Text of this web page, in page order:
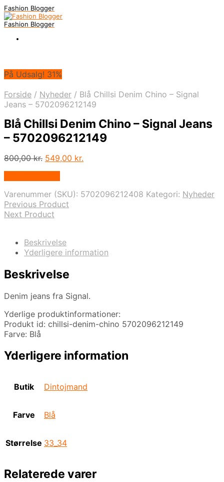
Fashion Blogger
Fashion Blogger
På Udsalg! 31%
Forside / Nyheder / Blå Chillsi Denim Chino – Signal
Jeans – 5702096212149
Blå Chillsi Denim Chino – Signal Jeans
– 5702096212149
800,00kr. Den
800,00 kr..
549,00 kr.
549,00 kr..
Varenummer (SKU): 5702096212408 Kategori: Nyheder
Previous Product
Next Product
Beskrivelse
Yderligere information
Beskrivelse
Denim jeans fra Signal.
Yderlige produktinformationer:
Produkt id: chillsi-denim-chino 5702096212149
Farve: Blå
Yderligere information
Butik Dintojmand
Farve Blå
Størrelse 33_34
Relaterede varer